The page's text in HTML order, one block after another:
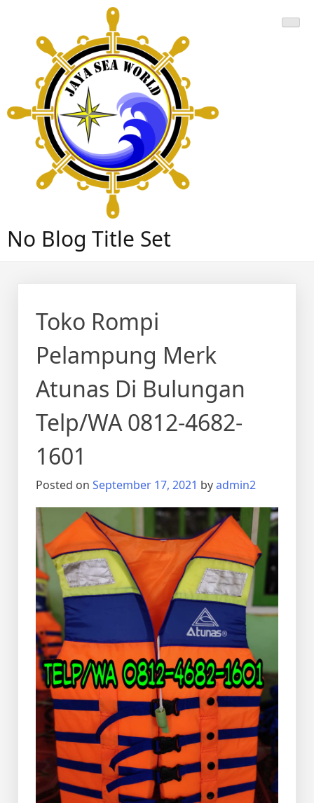
content
No Blog Title Set
Toko Rompi
Pelampung Merk
Atunas Di Bulungan
Telp/WA 0812-4682-
1601
Posted on September 17, 2021 byadmin2